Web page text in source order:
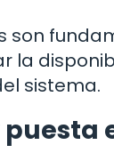
son
la
sistema.